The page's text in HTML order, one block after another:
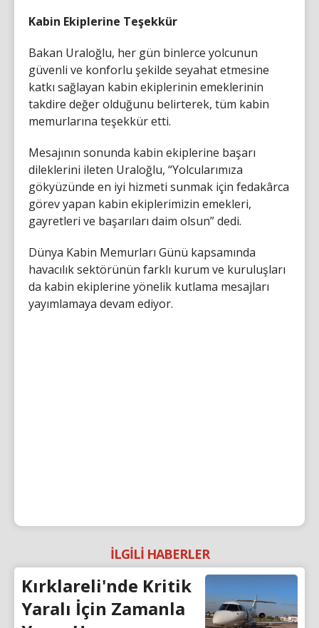
Kabin Ekiplerine Teşekkür
Bakan Uraloğlu, her gün binlerce yolcunun
güvenli ve konforlu şekilde seyahat etmesine
katkı sağlayan kabin ekiplerinin emeklerinin
takdire değer olduğunu belirterek, tüm kabin
memurlarına teşekkür etti.
Mesajının sonunda kabin ekiplerine başarı
dileklerini ileten Uraloğlu, “Yolcularımıza
gökyüzünde en iyi hizmeti sunmak için fedakârca
görev yapan kabin ekiplerimizin emekleri,
gayretleri ve başarıları daim olsun” dedi.
Dünya Kabin Memurları Günü kapsamında
havacılık sektörünün farklı kurum ve kuruluşları
da kabin ekiplerine yönelik kutlama mesajları
yayımlamaya devam ediyor.
İLGİLİ HABERLER
Kırklareli'nde Kritik
Yaralı İçin Zamanla